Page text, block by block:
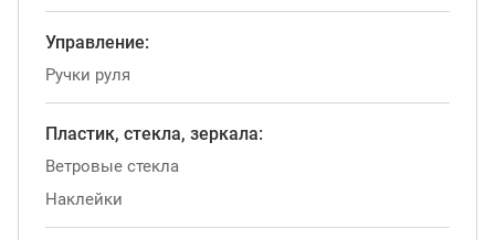
Управление:
Ручки руля
Пластик, стекла, зеркала:
Ветровые стекла
Наклейки